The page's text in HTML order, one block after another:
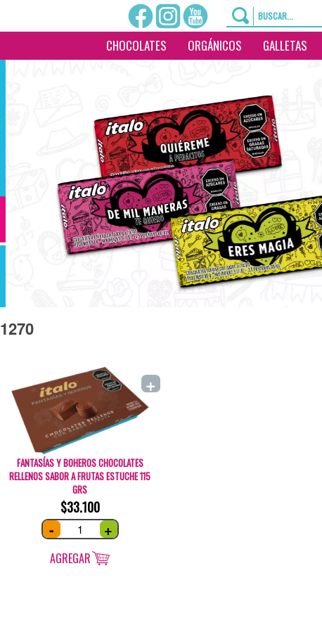
CHOCOLATES ORGÁNICOS GALLETAS
1270
FANTASÍAS Y BOHEROS CHOCOLATES
RELLENOS SABOR A FRUTAS ESTUCHE 115
GRS
$33.100
- Fantasías
Boheros
rellenos
sabor
+
AGREGAR
+